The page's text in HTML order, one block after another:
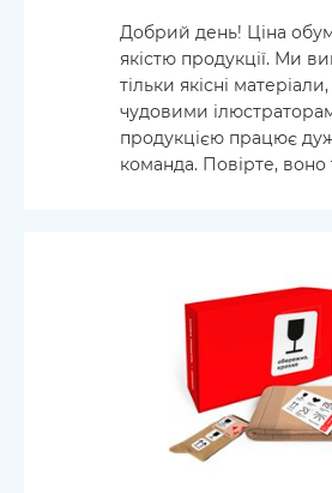
Добрий день! Ціна
якістю продукції. Ми
тільки якісні
чудовими
продукцією працює
команда. Повірте,